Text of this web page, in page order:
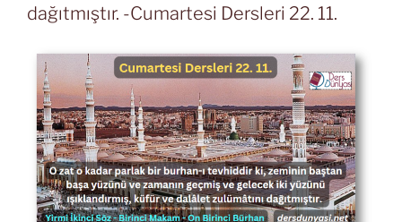
dağıtmıştır. -Cumartesi Dersleri 22. 11.